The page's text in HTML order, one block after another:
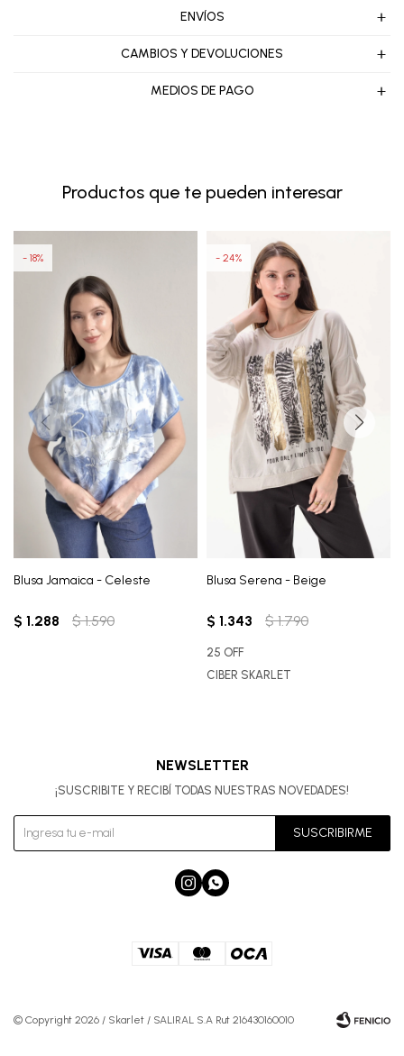
ENVÍOS
CAMBIOS Y DEVOLUCIONES
MEDIOS DE PAGO
Productos que te pueden interesar
Blusa Jamaica - Celeste
$ 1.288 $ 1.590
18
Blusa Serena - Beige
$ 1.343 $ 1.790
24
25 OFF
CIBER SKARLET
NEWSLETTER
¡SUSCRIBITE Y RECIBÍ TODAS NUESTRAS NOVEDADES!
SUSCRIBIRME
 
© Copyright 2026 / Skarlet / SALIRAL S.A Rut 216430160010